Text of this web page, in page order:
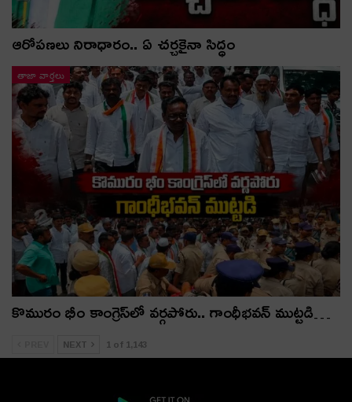
ఆరోపణలు నిరాధారం.. ఏ చర్చకైనా సిద్ధం
తాజా వార్తలు
కొమురం భీం కాంగ్రెస్‌లో వర్గపోరు.. గాంధీభవన్ ముట్టడి…
NEXT 1 of 1,143